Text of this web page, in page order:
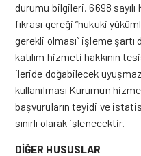
durumu bilgileri, 6698
fıkrası gereği “hukuki
gerekli olması” işleme şartı
katılım hizmeti hakkının
ileride doğabilecek
kullanılması Kurumun
başvuruların teyidi ve
sınırlı olarak işlenecektir.
DİĞER HUSUSLAR